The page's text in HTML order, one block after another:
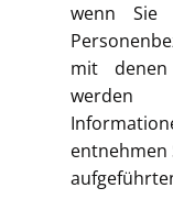
wenn Sie
mit
werden
entnehmen